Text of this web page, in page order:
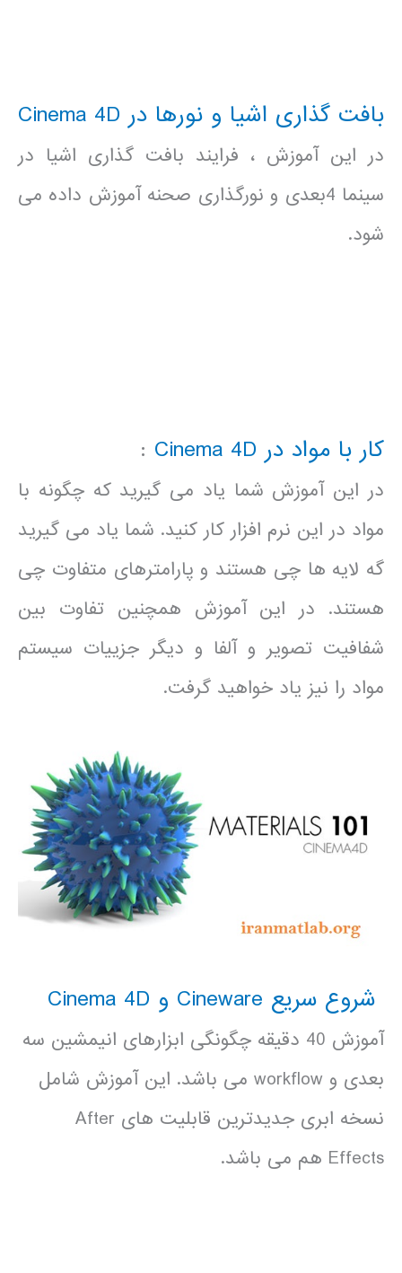
بافت گذاری اشیا و نورها در Cinema 4D
در این آموزش ، فرایند بافت گذاری اشیا در
سینما 4بعدی و نورگذاری صحنه آموزش داده می
شود.
کار با مواد در Cinema 4D :
در این آموزش شما یاد می گیرید که چگونه با
مواد در این نرم افزار کار کنید. شما یاد می گیرید
گه لایه ها چی هستند و پارامترهای متفاوت چی
هستند. در این آموزش همچنین تفاوت بین
شفافیت تصویر و آلفا و دیگر جزییات سیستم
مواد را نیز یاد خواهید گرفت.
شروع سریع Cineware و Cinema 4D
آموزش 40 دقیقه چگونگی ابزارهای انیمشین سه
بعدی و workflow می باشد. این آموزش شامل
نسخه ابری جدیدترین قابلیت های After
Effects هم می باشد.